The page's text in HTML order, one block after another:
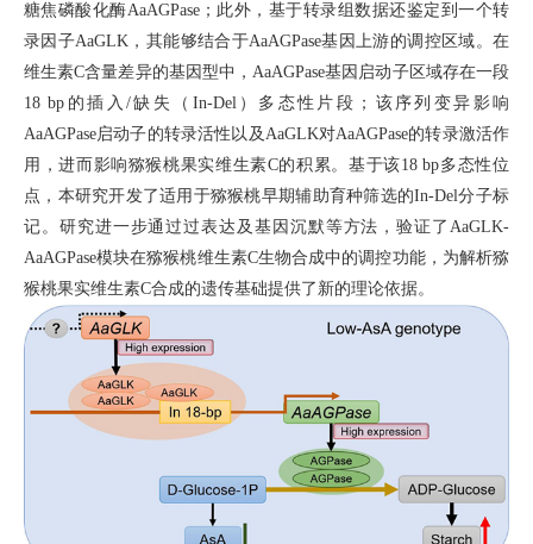
糖焦磷酸化酶AaAGPase；此外，基于转录组数据还鉴定到一个转
录因子AaGLK，其能够结合于AaAGPase基因上游的调控区域。在
维生素C含量差异的基因型中，AaAGPase基因启动子区域存在一段
18 bp的插入/缺失（In-Del）多态性片段；该序列变异影响
AaAGPase启动子的转录活性以及AaGLK对AaAGPase的转录激活作
用，进而影响猕猴桃果实维生素C的积累。基于该18 bp多态性位
点，本研究开发了适用于猕猴桃早期辅助育种筛选的In-Del分子标
记。研究进一步通过过表达及基因沉默等方法，验证了AaGLK-
AaAGPase模块在猕猴桃维生素C生物合成中的调控功能，为解析猕
猴桃果实维生素C合成的遗传基础提供了新的理论依据。